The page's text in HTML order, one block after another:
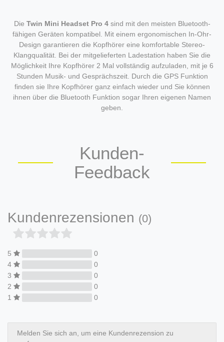
Die Twin Mini Headset Pro 4sind mit den meisten Bluetooth-
fähigen Geräten kompatibel. Mit einem ergonomischen In-Ohr-
Design garantieren die Kopfhörer eine komfortable Stereo-
Klangqualität. Bei der mitgelieferten Ladestation haben Sie die
Möglichkeit Ihre Kopfhörer 2 Mal vollständig aufzuladen, mit je 6
Stunden Musik- und Gesprächszeit. Durch die GPS Funktion
finden sie Ihre Kopfhörer ganz einfach wieder und Sie können
ihnen über die Bluetooth Funktion sogar Ihren eigenen Namen
geben.
Kunden-
Feedback
Kundenrezensionen (0)
5
0
4
0
3
0
2
0
1
0
Melden Sie sich an, um eine Kundenrezension zu